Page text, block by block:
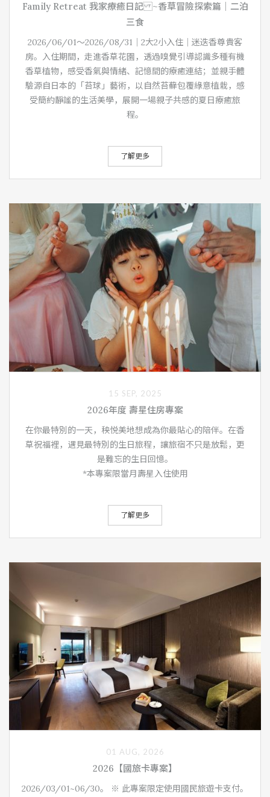
Family Retreat 我家療癒日記 ~香草冒險探索篇｜二泊
三食
2026/06/01～2026/08/31｜2大2小入住｜迷迭香尊貴客
房。入住期間，走進香草花園，透過嗅覺引導認識多種有機
香草植物，感受香氣與情緒、記憶間的療癒連結；並親手體
驗源自日本的「苔球」藝術，以自然苔蘚包覆綠意植栽，感
受簡約靜謐的生活美學，展開一場親子共感的夏日療癒旅
程。
了解更多
2026年度 壽星住房專案
在你最特別的一天，秧悦美地想成為你最貼心的陪伴。在香
草祝福裡，遇見最特別的生日旅程，讓旅宿不只是放鬆，更
是難忘的生日回憶。
*本專案限當月壽星入住使用
15 SEP, 2025
了解更多
2026【國旅卡專案】
2026/03/01~06/30。 ※ 此專案限定使用國民旅遊卡支付。
01 AUG, 2026